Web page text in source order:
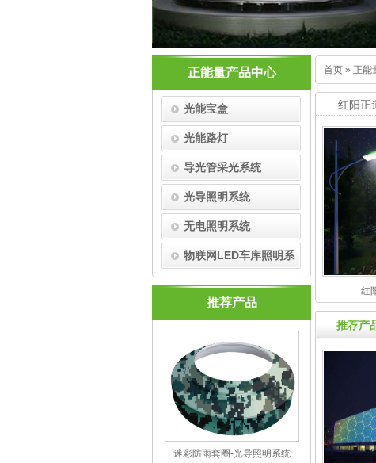
正能量产品中心
光能宝盒
光能路灯
导光管采光系统
光导照明系统
无电照明系统
物联网LED车库照明系
统
推荐产品
迷彩防雨套圈-光导照明系统
首页 » 正能
红阳正
红
推荐产